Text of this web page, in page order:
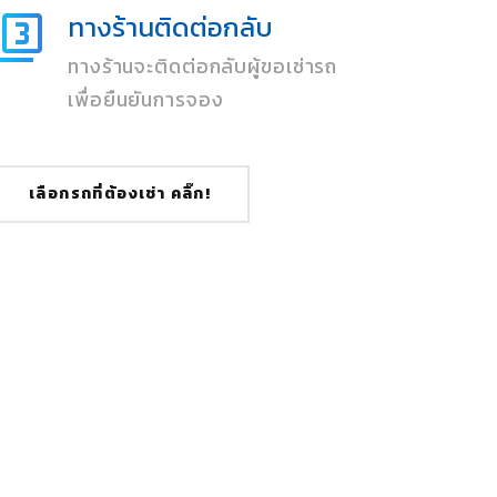
ทางร้านติดต่อกลับ
ทางร้านจะติดต่อกลับผู้ขอเช่ารถ
เพื่อยืนยันการจอง
เลือกรถที่ต้องเช่า คลิ๊ก!